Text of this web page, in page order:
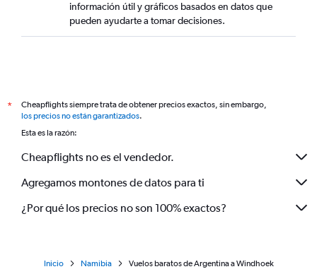
información útil y gráficos basados en datos que
pueden ayudarte a tomar decisiones.
*
Cheapflights siempre trata de obtener precios exactos, sin embargo,
los precios no están garantizados.
Esta es la razón:
Cheapflights no es el vendedor.
Agregamos montones de datos para ti
¿Por qué los precios no son 100% exactos?
Inicio Namibia Vuelos baratos de Argentina a Windhoek